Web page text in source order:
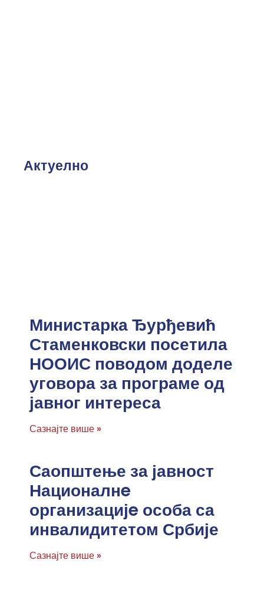
Актуелно
Министарка Ђурђевић
Стаменковски посетила
НООИС поводом доделе
уговора за програме од
јавног интереса
Сазнајте више »
Саопштење за јавност
Националнe
организацијe особа са
инвалидитетом Србије
Сазнајте више »